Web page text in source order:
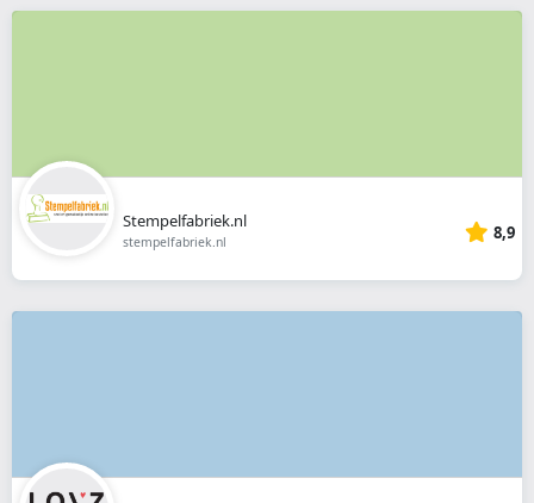
Stempelfabriek.nl
stempelfabriek.nl 8,9